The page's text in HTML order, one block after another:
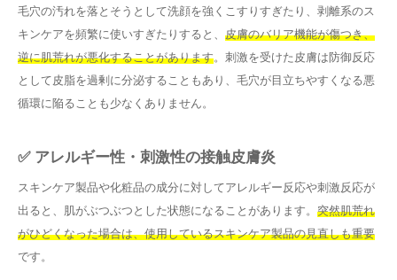
毛穴の汚れを落とそうとして洗顔を強くこすりすぎたり、剥離系のス
キンケアを頻繁に使いすぎたりすると、 皮膚のバリア機能が傷つき、
逆に肌荒れが悪化することがあります。刺激を受けた皮膚は防御反応
として皮脂を過剰に分泌することもあり、毛穴が目立ちやすくなる悪
循環に陥ることも少なくありません。
✅ アレルギー性・刺激性の接触皮膚炎
スキンケア製品や化粧品の成分に対してアレルギー反応や刺激反応が
出ると、肌がぶつぶつとした状態になることがあります。 突然肌荒れ
がひどくなった場合は、使用しているスキンケア製品の見直しも重要
です。